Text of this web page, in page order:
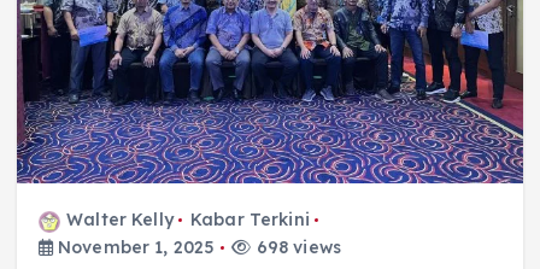
Walter Kelly
Kabar Terkini
November 1, 2025
698 views